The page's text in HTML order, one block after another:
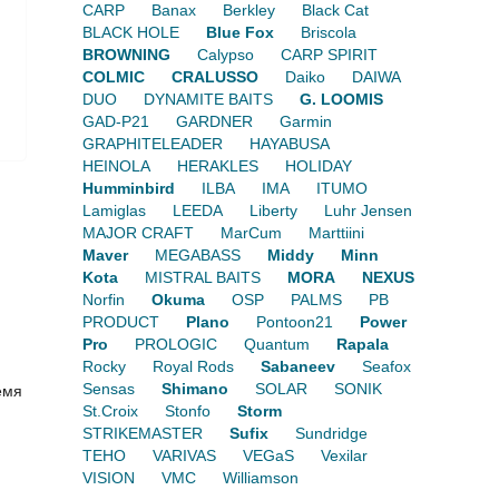
CARP
Banax Berkley
Black Cat
BLACK HOLE
Blue Fox
Briscola
BROWNING
Calypso
CARP SPIRIT
COLMIC
CRALUSSO Daiko
DAIWA
DUO
DYNAMITE BAITS
G. LOOMIS
GAD-P21
GARDNER
Garmin
GRAPHITELEADER
HAYABUSA
HEINOLA
HERAKLES
HOLIDAY
Humminbird
ILBA IMA
ITUMO
Lamiglas
LEEDA Liberty
Luhr Jensen
MAJOR CRAFT
MarCum
Marttiini
Maver
MEGABASS Middy
Minn
Kota
MISTRAL BAITS MORA
NEXUS
Norfin
Okuma OSP PALMS
PB
PRODUCT
Plano Pontoon21
Power
Pro
PROLOGIC Quantum
Rapala
Rocky
Royal Rods Sabaneev
Seafox
Sensas
Shimano SOLAR
SONIK
St.Croix
Stonfo
Storm
STRIKEMASTER
Sufix
Sundridge
TEHO
VARIVAS VEGaS
Vexilar
VISION
VMC
Williamson